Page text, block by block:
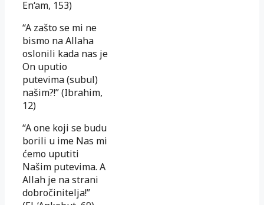
En‘am, 153)
“A zašto se mi ne
bismo na Allaha
oslonili kada nas je
On uputio
putevima (subul)
našim?!” (Ibrahim,
12)
“A one koji se budu
borili u ime Nas mi
ćemo uputiti
Našim putevima. A
Allah je na strani
dobročinitelja!”